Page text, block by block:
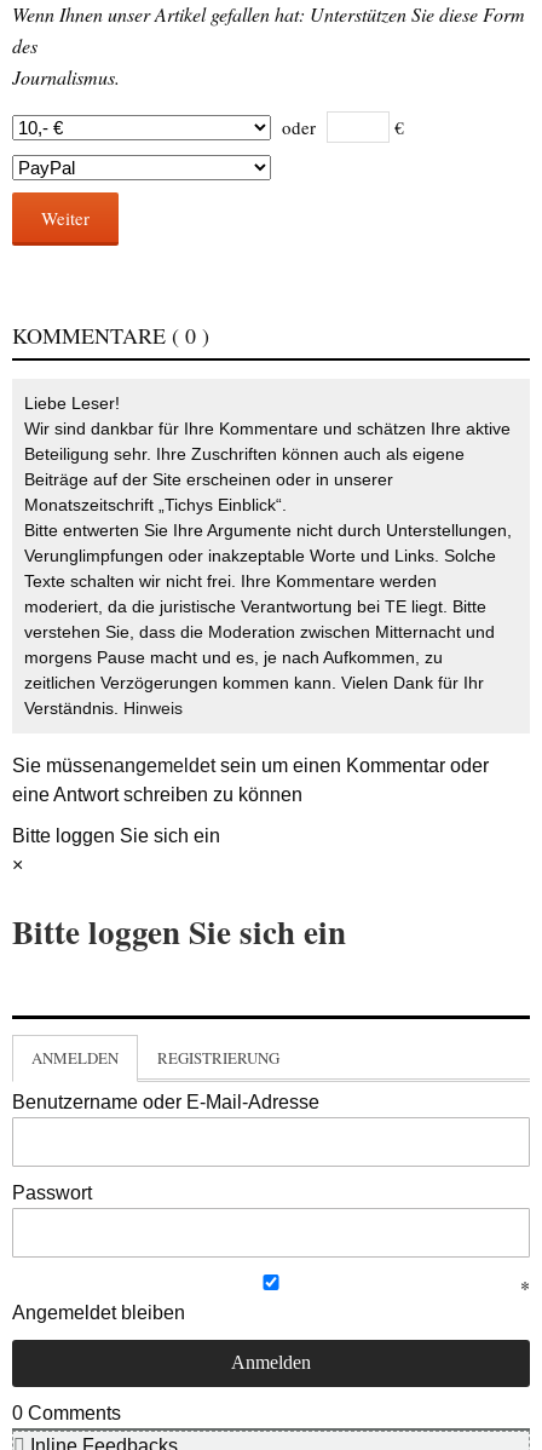
Wenn Ihnen unser Artikel gefallen hat: Unterstützen Sie diese Form
des
Journalismus.
oder €
Weiter
KOMMENTARE ( 0 )
Liebe Leser!
Wir sind dankbar für Ihre Kommentare und schätzen Ihre aktive
Beteiligung sehr. Ihre Zuschriften können auch als eigene
Beiträge auf der Site erscheinen oder in unserer
Monatszeitschrift „Tichys Einblick“.
Bitte entwerten Sie Ihre Argumente nicht durch Unterstellungen,
Verunglimpfungen oder inakzeptable Worte und Links. Solche
Texte schalten wir nicht frei. Ihre Kommentare werden
moderiert, da die juristische Verantwortung bei TE liegt. Bitte
verstehen Sie, dass die Moderation zwischen Mitternacht und
morgens Pause macht und es, je nach Aufkommen, zu
zeitlichen Verzögerungen kommen kann. Vielen Dank für Ihr
Verständnis. Hinweis
Sie müssenangemeldetsein um einen Kommentar oder
eine Antwort schreiben zu können
Bitte loggen Sie sich ein
×
Bitte loggen Sie sich ein
ANMELDEN REGISTRIERUNG
Benutzername oder E-Mail-Adresse
Passwort
Angemeldet bleiben
0 Comments